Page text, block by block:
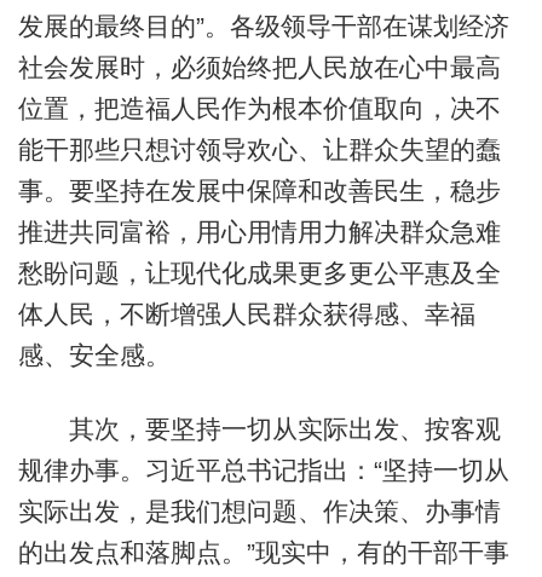
发展的最终目的”。各级领导干部在谋划经济
社会发展时，必须始终把人民放在心中最高
位置，把造福人民作为根本价值取向，决不
能干那些只想讨领导欢心、让群众失望的蠢
事。要坚持在发展中保障和改善民生，稳步
推进共同富裕，用心用情用力解决群众急难
愁盼问题，让现代化成果更多更公平惠及全
体人民，不断增强人民群众获得感、幸福
感、安全感。
其次，要坚持一切从实际出发、按客观
规律办事。习近平总书记指出：“坚持一切从
实际出发，是我们想问题、作决策、办事情
的出发点和落脚点。”现实中，有的干部干事